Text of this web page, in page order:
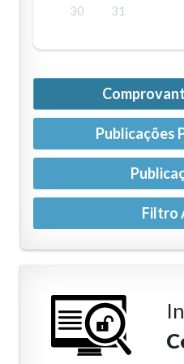
30 31
Publicações